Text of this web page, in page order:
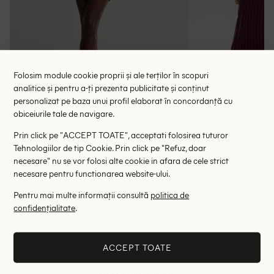
Rochie scurta NYA SZN, rosu
72.90 lei
RRP: 145.00 lei
Folosim module cookie proprii și ale terților în scopuri
analitice și pentru a-ți prezenta publicitate și conținut
personalizat pe baza unui profil elaborat în concordanță cu
obiceiurile tale de navigare.
Prin click pe "ACCEPT TOATE", acceptati folosirea tuturor
Tehnologiilor de tip Cookie. Prin click pe "Refuz, doar
necesare" nu se vor folosi alte cookie in afara de cele strict
necesare pentru functionarea website-ului.
Pentru mai multe informații consultă politica de
confidențialitate.
ACCEPT TOATE